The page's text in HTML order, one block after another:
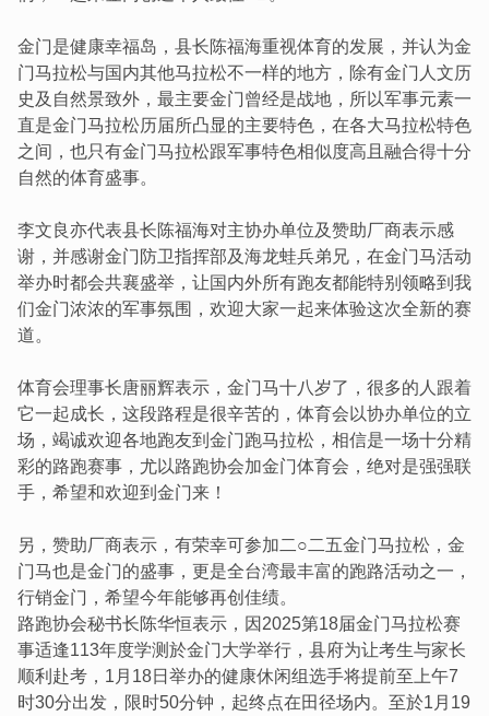
金门是健康幸福岛，县长陈福海重视体育的发展，并认为金
门马拉松与国内其他马拉松不一样的地方，除有金门人文历
史及自然景致外，最主要金门曾经是战地，所以军事元素一
直是金门马拉松历届所凸显的主要特色，在各大马拉松特色
之间，也只有金门马拉松跟军事特色相似度高且融合得十分
自然的体育盛事。
李文良亦代表县长陈福海对主协办单位及赞助厂商表示感
谢，并感谢金门防卫指挥部及海龙蛙兵弟兄，在金门马活动
举办时都会共襄盛举，让国内外所有跑友都能特别领略到我
们金门浓浓的军事氛围，欢迎大家一起来体验这次全新的赛
道。
体育会理事长唐丽辉表示，金门马十八岁了，很多的人跟着
它一起成长，这段路程是很辛苦的，体育会以协办单位的立
场，竭诚欢迎各地跑友到金门跑马拉松，相信是一场十分精
彩的路跑赛事，尤以路跑协会加金门体育会，绝对是强强联
手，希望和欢迎到金门来！
另，赞助厂商表示，有荣幸可参加二○二五金门马拉松，金
门马也是金门的盛事，更是全台湾最丰富的跑路活动之一，
行销金门，希望今年能够再创佳绩。
路跑协会秘书长陈华恒表示，因2025第18届金门马拉松赛
事适逢113年度学测於金门大学举行，县府为让考生与家长
顺利赴考，1月18日举办的健康休闲组选手将提前至上午7
时30分出发，限时50分钟，起终点在田径场内。至於1月19